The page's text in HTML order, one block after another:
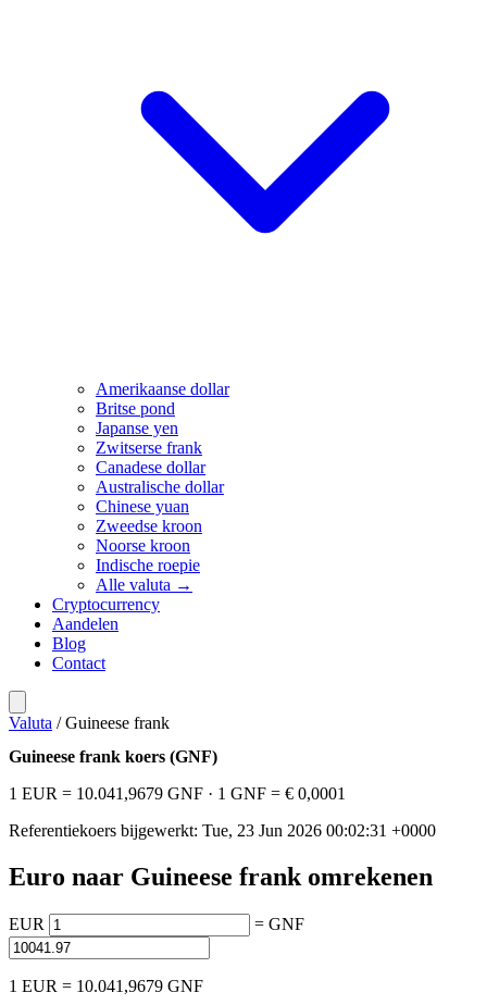
Amerikaanse dollar
Britse pond
Japanse yen
Zwitserse frank
Canadese dollar
Australische dollar
Chinese yuan
Zweedse kroon
Noorse kroon
Indische roepie
Alle valuta →
Cryptocurrency
Aandelen
Blog
Contact
Valuta / Guineese frank
Guineese frank koers (GNF)
1 EUR = 10.041,9679 GNF · 1 GNF = € 0,0001
Referentiekoers bijgewerkt: Tue, 23 Jun 2026 00:02:31 +0000
Euro naar Guineese frank omrekenen
EUR = GNF
1 EUR = 10.041,9679 GNF